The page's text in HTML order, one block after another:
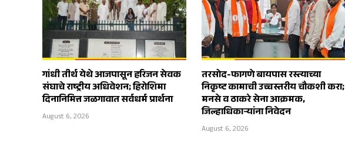
गांधी तीर्थ येथे आजपासून हरिजन सेवक
संघाचे राष्ट्रीय अधिवेशन; हिरोशिमा
दिनानिमित्त जळगावात सर्वधर्म प्रार्थना
August 6, 2026
तरसोद-फागणे बायपास रस्त्याच्या
निकृष्ट कामाची उच्चस्तरीय चौकशी करा;
मनसे व ठाकरे सेना आक्रमक,
जिल्हाधिकाऱ्यांना निवेदन
August 6, 2026